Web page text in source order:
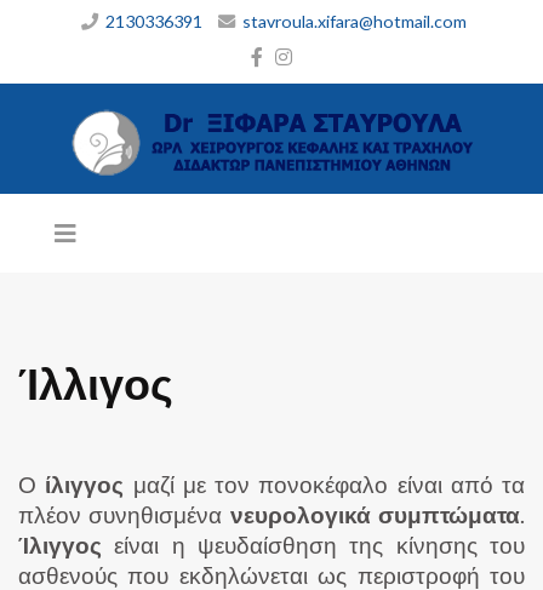
2130336391 stavroula.xifara@hotmail.com
Ίλλιγος
Ο ίλιγγος μαζί με τον πονοκέφαλο είναι από τα
πλέον συνηθισμένα νευρολογικά συμπτώματα.
Ίλιγγος είναι η ψευδαίσθηση της κίνησης του
ασθενούς που εκδηλώνεται ως περιστροφή του